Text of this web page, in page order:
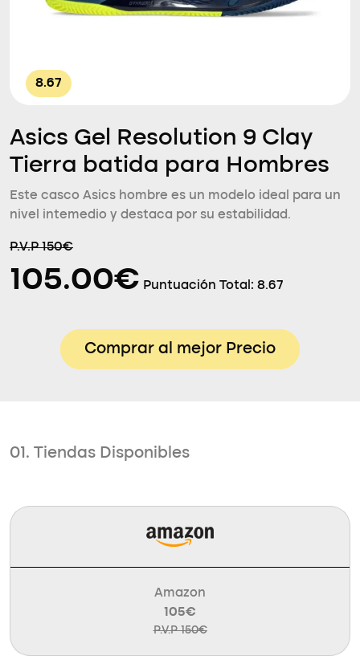
8.67
Asics Gel Resolution 9 Clay
Tierra batida para Hombres
Este casco Asics hombre es un modelo ideal para un
nivel intemedio y destaca por su estabilidad.
P.V.P 150€
105.00€ Puntuación Total: 8.67
Comprar al mejor Precio
01. Tiendas Disponibles
Amazon
105€
P.V.P 150€